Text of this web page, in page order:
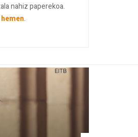
nahiz paperekoa.
.